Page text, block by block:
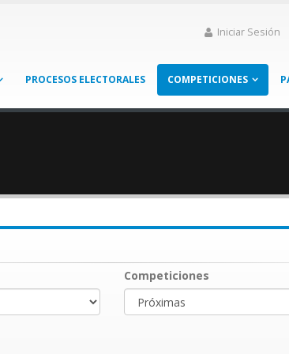
Iniciar Sesión
PROCESOS ELECTORALES COMPETICIONES
Competiciones